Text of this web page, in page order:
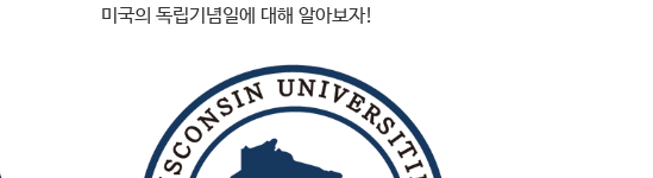
미국의 독립기념일에 대해 알아보자!